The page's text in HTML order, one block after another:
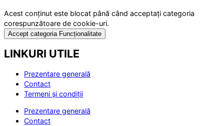
Acest conținut este blocat până când acceptați categoria
corespunzătoare de cookie-uri.
Accept categoria Funcționalitate
LINKURI UTILE
Prezentare generală
Contact
Termeni și condiții
Prezentare generală
Contact